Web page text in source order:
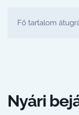
Fő tartalom
FESTŐ
Nyári